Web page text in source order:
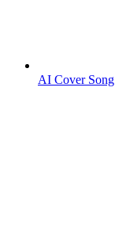
AI Cover Song